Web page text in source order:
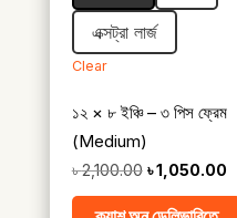
এক্সট্রা লার্জ
Clear
১২ × ৮ ইঞ্চি – ৩ পিস ফ্রেম
(Medium)
৳2,100.00 Original
price
৳1,050.00